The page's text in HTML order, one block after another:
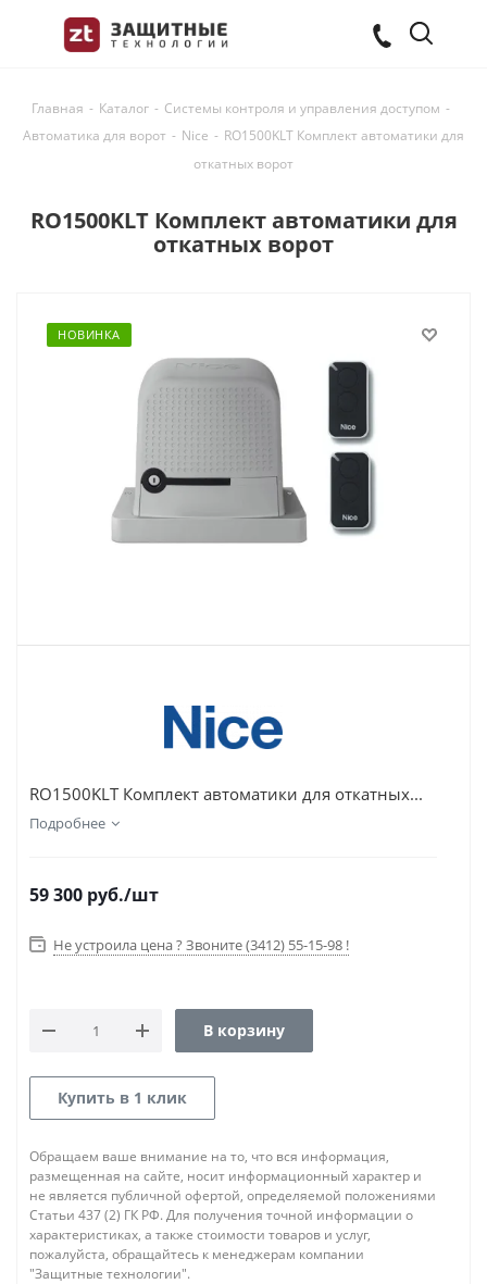
Главная - Каталог - Системы контроля и управления доступом -
Автоматика для ворот - Nice - RO1500KLT Комплект автоматики для
откатных ворот
RO1500KLT Комплект автоматики для
откатных ворот
НОВИНКА
RO1500KLT Комплект автоматики для откатных...
Подробнее
59 300 руб./шт
Не устроила цена ? Звоните (3412) 55-15-98 !
В корзину
Купить в 1 клик
Обращаем ваше внимание на то, что вся информация,
размещенная на сайте, носит информационный характер и
не является публичной офертой, определяемой положениями
Статьи 437 (2) ГК РФ. Для получения точной информации о
характеристиках, а также стоимости товаров и услуг,
пожалуйста, обращайтесь к менеджерам компании
"Защитные технологии".